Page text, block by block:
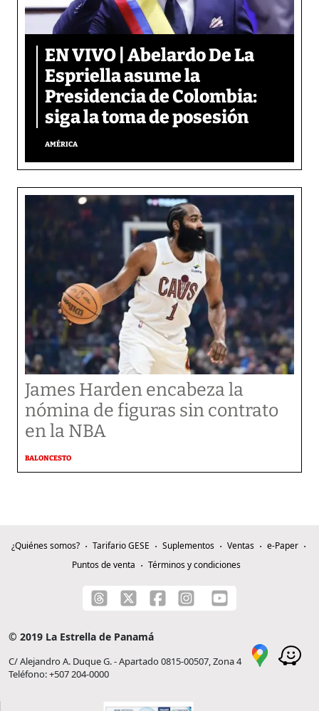
EN VIVO | Abelardo De La
Espriella asume la
Presidencia de Colombia:
siga la toma de posesión
AMÉRICA
James Harden encabeza la
nómina de figuras sin contrato
en la NBA
BALONCESTO
¿Quiénes somos? Tarifario GESE Suplementos Ventas
e-Paper
Puntos de venta
Términos y condiciones
© 2019 La Estrella de Panamá
C/ Alejandro A. Duque G. - Apartado 0815-00507, Zona 4
Teléfono: +507 204-0000